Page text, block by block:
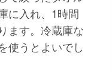
に入れ、1時間
ます。冷蔵庫な
使うとよいでし